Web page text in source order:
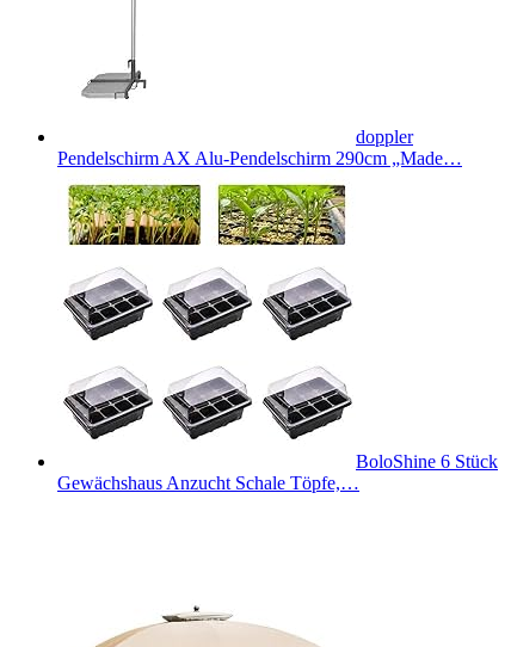
doppler
Pendelschirm AX Alu-Pendelschirm 290cm „Made…
BoloShine 6 Stück
Gewächshaus Anzucht Schale Töpfe,…